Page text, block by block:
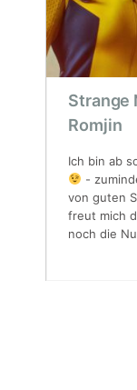
Strange
Romjin
Ich bin ab
-
von guten
freut mich
noch die